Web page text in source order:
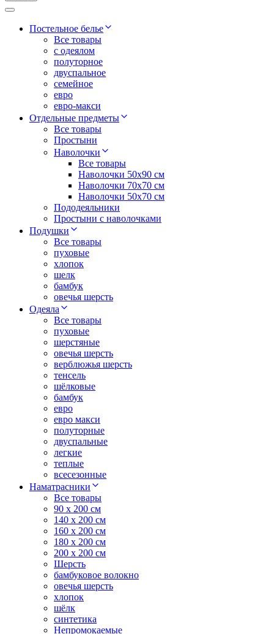
Постельное белье
Все товары
с одеялом
полуторное
двуспальное
семейное
евро
евро-макси
Отдельные предметы
Все товары
Простыни
Наволочки
Все товары
Наволочки 50x90 см
Наволочки 70x70 cм
Наволочки 50х70 см
Пододеяльники
Простыни с наволочками
Подушки
Все товары
пуховые
хлопок
шелк
бамбук
овечья шерсть
Одеяла
Все товары
пуховые
шерстяные
овечья шерсть
верблюжья шерсть
тенсель
шёлковые
бамбук
евро
евро макси
полуторные
двуспальные
легкие
теплые
всесезонные
Наматрасники
Все товары
90 x 200 см
140 x 200 см
160 x 200 см
180 x 200 см
200 x 200 см
Шерсть
бамбуковое волокно
овечья шерсть
хлопок
шёлк
синтетика
Непромокаемые